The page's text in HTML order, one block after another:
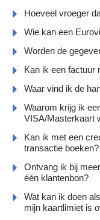
Hoeveel vroeger
Wie kan een
Worden de
Kan ik een factuur
Waar vind ik de
Waarom krijg ik
VISA/Masterkaart
Kan ik met een
transactie boeken?
Ontvang ik bij
één klantenbon?
Wat kan ik doen
mijn kaartlimiet is